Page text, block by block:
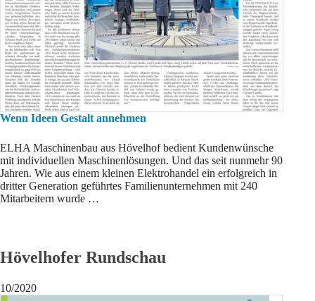
Wenn Ideen Gestalt annehmen
ELHA Maschinenbau aus Hövelhof bedient Kundenwünsche
mit individuellen Maschinenlösungen. Und das seit nunmehr 90
Jahren. Wie aus einem kleinen Elektrohandel ein erfolgreich in
dritter Generation geführtes Familienunternehmen mit 240
Mitarbeitern wurde …
Hövelhofer Rundschau
10/2020